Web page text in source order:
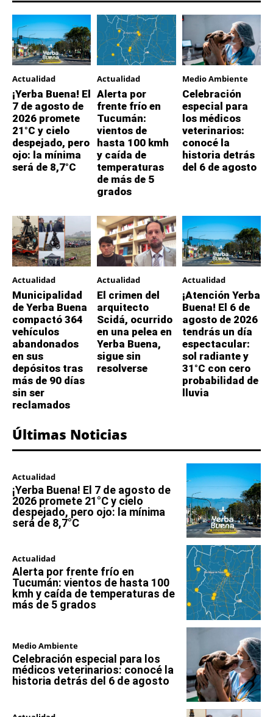
Actualidad
¡Yerba Buena! El
7 de agosto de
2026 promete
21°C y cielo
despejado, pero
ojo: la mínima
será de 8,7°C
Actualidad
Alerta por
frente frío en
Tucumán:
vientos de
hasta 100 kmh
y caída de
temperaturas
de más de 5
grados
Medio Ambiente
Celebración
especial para
los médicos
veterinarios:
conocé la
historia detrás
del 6 de agosto
Actualidad
Municipalidad
de Yerba Buena
compactó 364
vehículos
abandonados
en sus
depósitos tras
más de 90 días
sin ser
reclamados
Actualidad
El crimen del
arquitecto
Scidá, ocurrido
en una pelea en
Yerba Buena,
sigue sin
resolverse
Actualidad
¡Atención Yerba
Buena! El 6 de
agosto de 2026
tendrás un día
espectacular:
sol radiante y
31°C con cero
probabilidad de
lluvia
Últimas Noticias
Actualidad
¡Yerba Buena! El 7 de agosto de
2026 promete 21°C y cielo
despejado, pero ojo: la mínima
será de 8,7°C
Actualidad
Alerta por frente frío en
Tucumán: vientos de hasta 100
kmh y caída de temperaturas de
más de 5 grados
Medio Ambiente
Celebración especial para los
médicos veterinarios: conocé la
historia detrás del 6 de agosto